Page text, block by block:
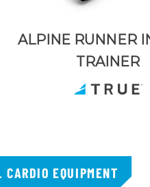
ALPINE RUNNER
TRAINER
EQUIPMENT